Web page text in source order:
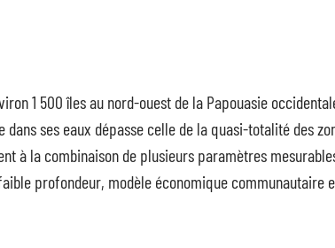
1 500 îles au nord-ouest de la Papouasie
dans ses eaux dépasse celle de la quasi-totalité des
à la combinaison de plusieurs paramètres
profondeur, modèle économique communautaire